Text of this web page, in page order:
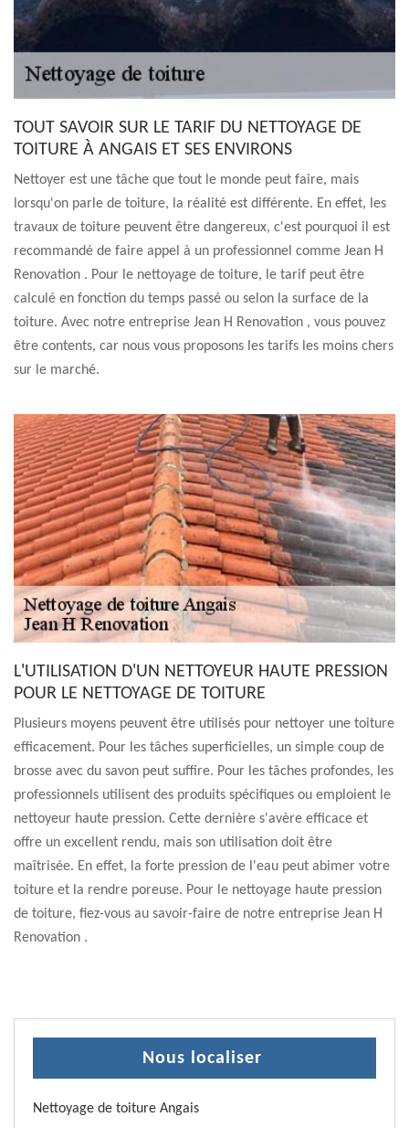
TOUT SAVOIR SUR LE TARIF DU NETTOYAGE DE
TOITURE À ANGAIS ET SES ENVIRONS
Nettoyer est une tâche que tout le monde peut faire, mais
lorsqu'on parle de toiture, la réalité est différente. En effet, les
travaux de toiture peuvent être dangereux, c'est pourquoi il est
recommandé de faire appel à un professionnel comme Jean H
Renovation . Pour le nettoyage de toiture, le tarif peut être
calculé en fonction du temps passé ou selon la surface de la
toiture. Avec notre entreprise Jean H Renovation , vous pouvez
être contents, car nous vous proposons les tarifs les moins chers
sur le marché.
L'UTILISATION D'UN NETTOYEUR HAUTE PRESSION
POUR LE NETTOYAGE DE TOITURE
Plusieurs moyens peuvent être utilisés pour nettoyer une toiture
efficacement. Pour les tâches superficielles, un simple coup de
brosse avec du savon peut suffire. Pour les tâches profondes, les
professionnels utilisent des produits spécifiques ou emploient le
nettoyeur haute pression. Cette dernière s'avère efficace et
offre un excellent rendu, mais son utilisation doit être
maîtrisée. En effet, la forte pression de l'eau peut abimer votre
toiture et la rendre poreuse. Pour le nettoyage haute pression
de toiture, fiez-vous au savoir-faire de notre entreprise Jean H
Renovation .
Nous localiser
Nettoyage de toiture Angais